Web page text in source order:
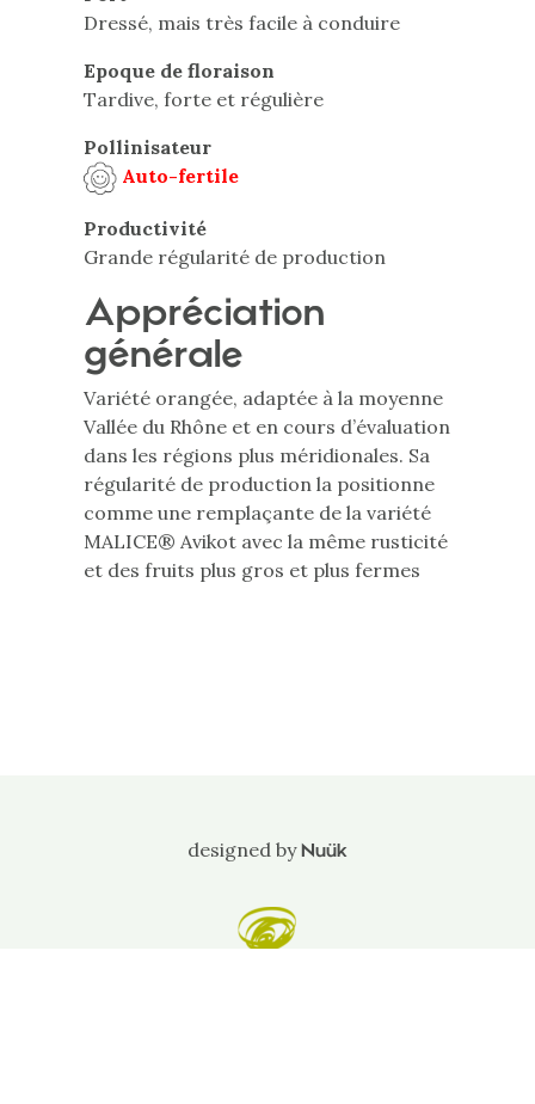
Dressé, mais très facile à conduire
Epoque de floraison
Tardive, forte et régulière
Pollinisateur
Auto-fertile
Productivité
Grande régularité de production
Appréciation
générale
Variété orangée, adaptée à la moyenne
Vallée du Rhône et en cours d’évaluation
dans les régions plus méridionales. Sa
régularité de production la positionne
comme une remplaçante de la variété
MALICE® Avikot avec la même rusticité
et des fruits plus gros et plus fermes
designed byNuük